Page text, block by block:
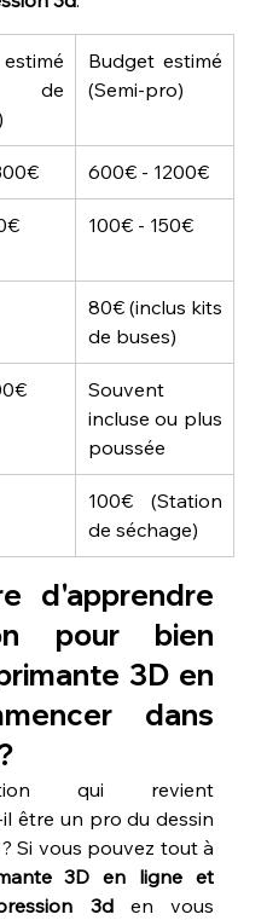
de
Budget estimé
(Semi-pro)
600€ - 1200€
100€ - 150€
80€ (inclus kits
de buses)
Souvent
incluse ou plus
poussée
100€ (Station
de séchage)
d'apprendre
pour bien
3D en
dans
qui revient
être un pro du dessin
Si vous pouvez tout à
3D en ligne et
3d en vous